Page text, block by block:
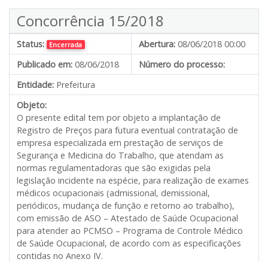
Concorrência 15/2018
Status: Encerrada Abertura: 08/06/2018 00:00
Publicado em: 08/06/2018
Número do processo:
Entidade: Prefeitura
Objeto:
O presente edital tem por objeto a implantação de
Registro de Preços para futura eventual contratação de
empresa especializada em prestação de serviços de
Segurança e Medicina do Trabalho, que atendam as
normas regulamentadoras que são exigidas pela
legislação incidente na espécie, para realização de exames
médicos ocupacionais (admissional, demissional,
periódicos, mudança de função e retorno ao trabalho),
com emissão de ASO – Atestado de Saúde Ocupacional
para atender ao PCMSO – Programa de Controle Médico
de Saúde Ocupacional, de acordo com as especificações
contidas no Anexo IV.